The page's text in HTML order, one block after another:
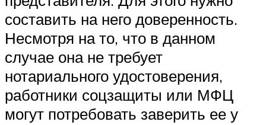
составить на него доверенность.
Несмотря на то, что в данном
случае она не требует
нотариального удостоверения,
работники соцзащиты или МФЦ
могут потребовать заверить ее у